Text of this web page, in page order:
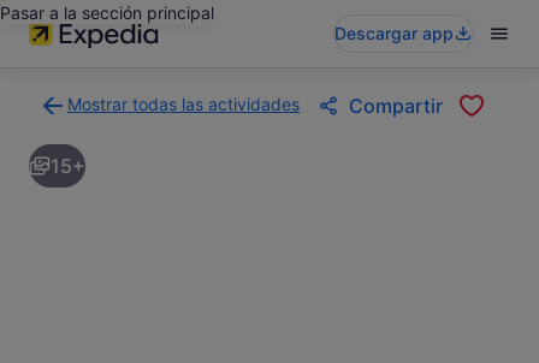
Pasar a la sección principal
Descargar app
Mostrar todas las actividades
a
la
página
Compartir
15+